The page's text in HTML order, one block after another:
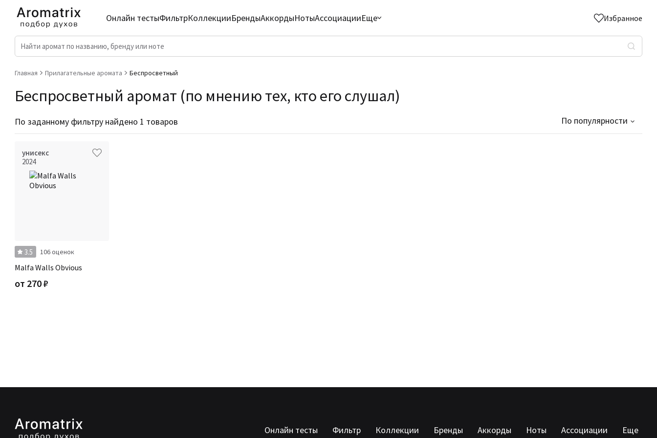
Онлайн тестыФильтрКоллекцииБрендыАккордыНотыАссоциацииЕще Избранное
Главная Прилагательные аромата Беспросветный
Беспросветный аромат (по мнению тех, кто его слушал)
По заданному фильтру найдено 1 товаров По популярности
унисекс
2024
3.5 106 оценок
Malfa Walls Obvious
от 270₽
Онлайн тесты Фильтр Коллекции Бренды Аккорды Ноты Ассоциации Еще